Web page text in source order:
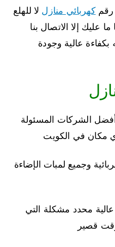
رقمكهربائي منازل لا للهلع
عليك إلا الاتصال بنا
بكفاءة عالية وجودة
الشركات المسئولة
مكان في الكويت
وجميع لمبات الإضاءة
محدد مشكلة التي
قصير